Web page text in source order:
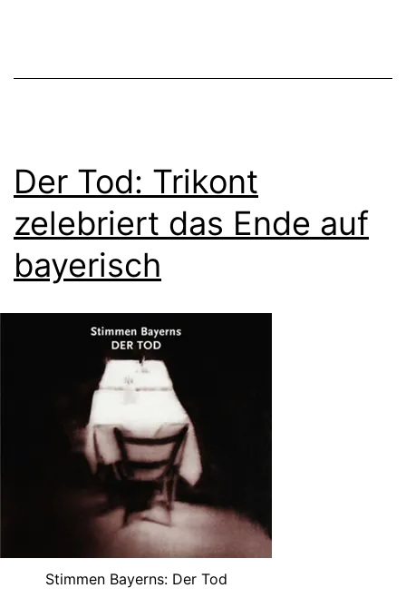
Der Tod: Trikont
zelebriert das Ende auf
bayerisch
Stimmen Bayerns: Der Tod